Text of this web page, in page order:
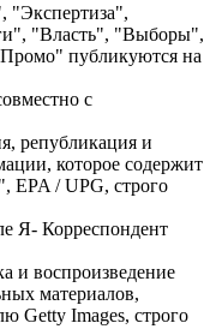
"Экспертиза",
"Власть", "Выборы",
публикуются на
с
републикация и
которое содержит
EPA / UPG, строго
Я- Корреспондент
и воспроизведение
материалов,
Getty Images, строго